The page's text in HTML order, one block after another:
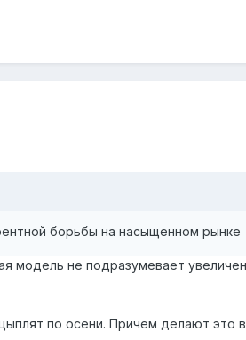
борьбы на насыщенном рынке
не подразумевает
по осени. Причем делают это